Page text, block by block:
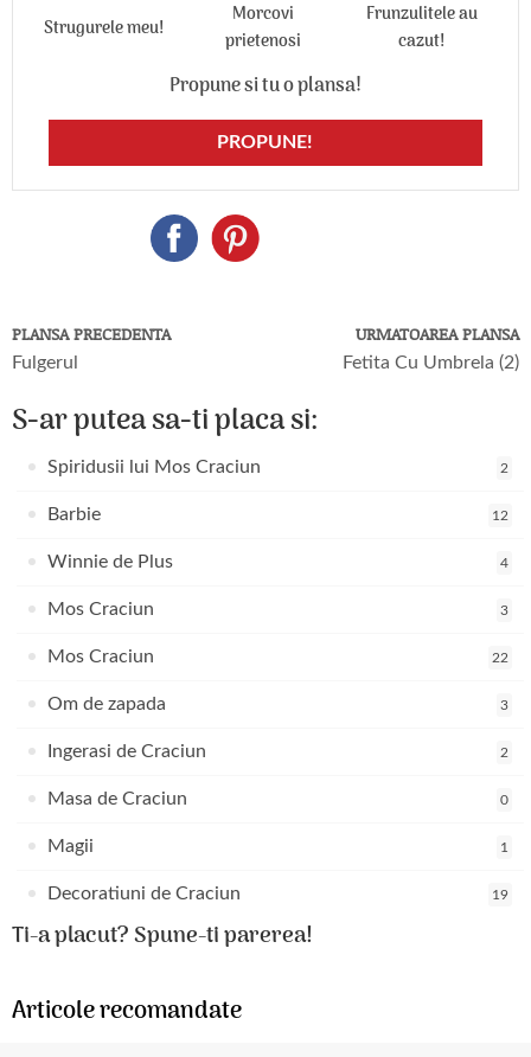
Strugurele meu!
Morcovi
prietenosi
Frunzulitele au
cazut!
Propune si tu o plansa!
PROPUNE!
PLANSA PRECEDENTA
Fulgerul
URMATOAREA PLANSA
Fetita Cu Umbrela (2)
S-ar putea sa-ti placa si:
Spiridusii lui Mos Craciun 2
Barbie 12
Winnie de Plus 4
Mos Craciun 3
Mos Craciun 22
Om de zapada 3
Ingerasi de Craciun 2
Masa de Craciun 0
Magii 1
Decoratiuni de Craciun 19
Ti-a placut? Spune-ti parerea!
Articole recomandate